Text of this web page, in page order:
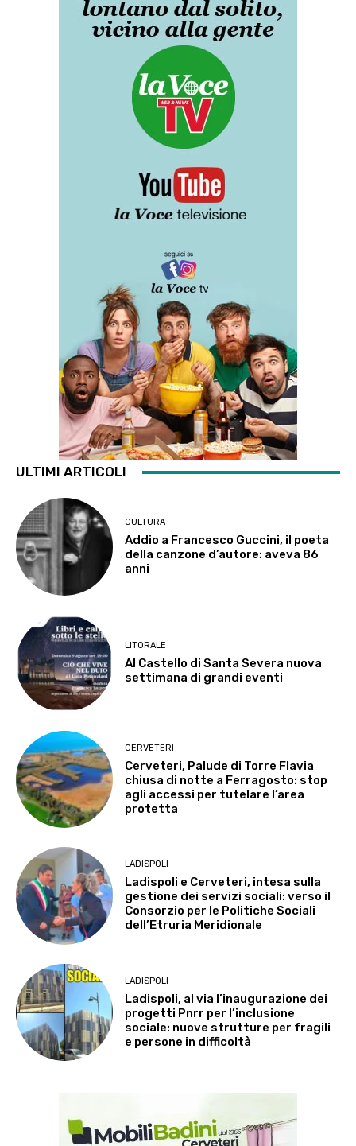
ULTIMI ARTICOLI
CULTURA
Addio a Francesco Guccini, il poeta
della canzone d’autore: aveva 86
anni
LITORALE
Al Castello di Santa Severa nuova
settimana di grandi eventi
CERVETERI
Cerveteri, Palude di Torre Flavia
chiusa di notte a Ferragosto: stop
agli accessi per tutelare l’area
protetta
LADISPOLI
Ladispoli e Cerveteri, intesa sulla
gestione dei servizi sociali: verso il
Consorzio per le Politiche Sociali
dell’Etruria Meridionale
LADISPOLI
Ladispoli, al via l’inaugurazione dei
progetti Pnrr per l’inclusione
sociale: nuove strutture per fragili
e persone in difficoltà